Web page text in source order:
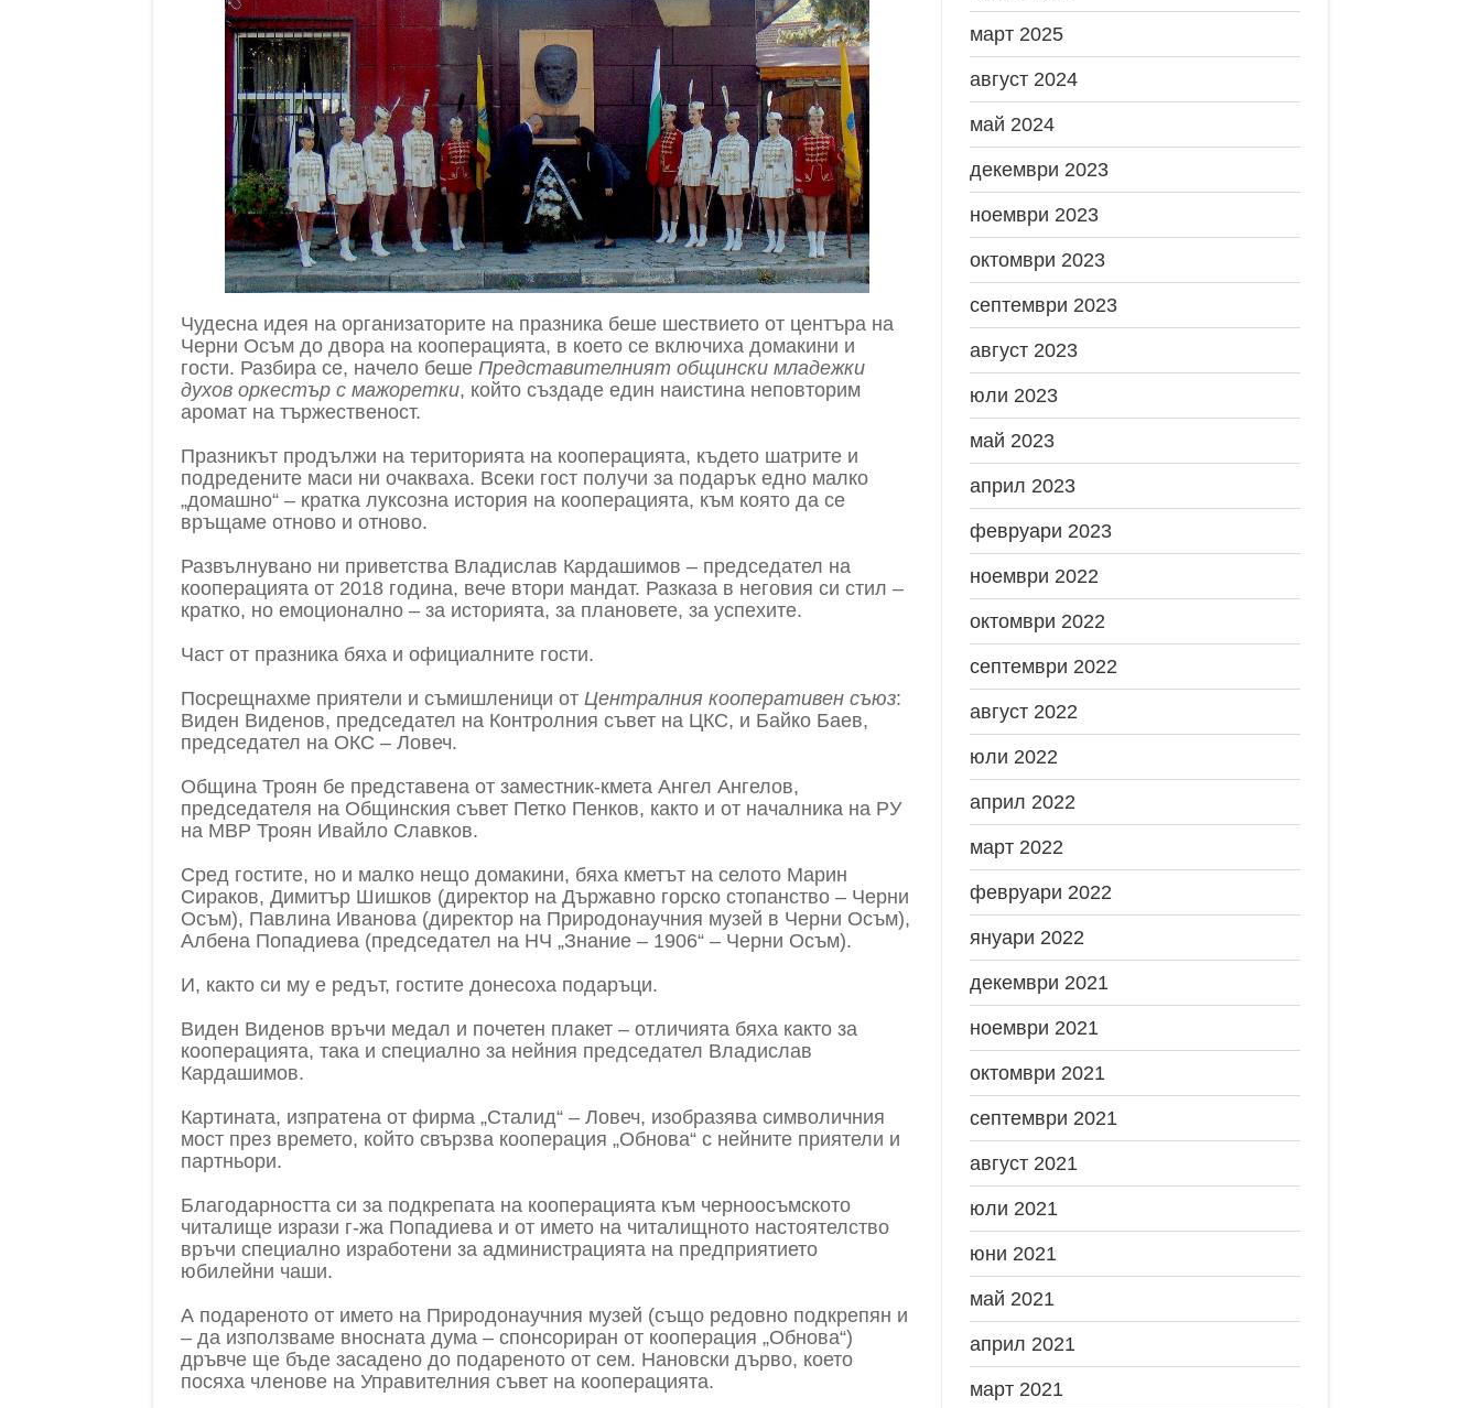
Чудесна идея на организаторите на празника беше шествието от центъра на
Черни Осъм до двора на кооперацията, в което се включиха домакини и
гости. Разбира се, начело беше Представителният общински младежки
духов оркестър с мажоретки, който създаде един наистина неповторим
аромат на тържественост.
Празникът продължи на територията на кооперацията, където шатрите и
подредените маси ни очакваха. Всеки гост получи за подарък едно малко
„домашно“ – кратка луксозна история на кооперацията, към която да се
връщаме отново и отново.
Развълнувано ни приветства Владислав Кардашимов – председател на
кооперацията от 2018 година, вече втори мандат. Разказа в неговия си стил –
кратко, но емоционално – за историята, за плановете, за успехите.
Част от празника бяха и официалните гости.
Посрещнахме приятели и съмишленици от Централния кооперативен съюз:
Виден Виденов, председател на Контролния съвет на ЦКС, и Байко Баев,
председател на ОКС – Ловеч.
Община Троян бе представена от заместник-кмета Ангел Ангелов,
председателя на Общинския съвет Петко Пенков, както и от началника на РУ
на МВР Троян Ивайло Славков.
Сред гостите, но и малко нещо домакини, бяха кметът на селото Марин
Сираков, Димитър Шишков (директор на Държавно горско стопанство – Черни
Осъм), Павлина Иванова (директор на Природонаучния музей в Черни Осъм),
Албена Попадиева (председател на НЧ „Знание – 1906“ – Черни Осъм).
И, както си му е редът, гостите донесоха подаръци.
Виден Виденов връчи медал и почетен плакет – отличията бяха както за
кооперацията, така и специално за нейния председател Владислав
Кардашимов.
Картината, изпратена от фирма „Сталид“ – Ловеч, изобразява символичния
мост през времето, който свързва кооперация „Обнова“ с нейните приятели и
партньори.
Благодарността си за подкрепата на кооперацията към черноосъмското
читалище изрази г-жа Попадиева и от името на читалищното настоятелство
връчи специално изработени за администрацията на предприятието
юбилейни чаши.
А подареното от името на Природонаучния музей (също редовно подкрепян и
– да използваме вносната дума – спонсориран от кооперация „Обнова“)
дръвче ще бъде засадено до подареното от сем. Нановски дърво, което
посяха членове на Управителния съвет на кооперацията.
март 2025
август 2024
май 2024
декември 2023
ноември 2023
октомври 2023
септември 2023
август 2023
юли 2023
май 2023
април 2023
февруари 2023
ноември 2022
октомври 2022
септември 2022
август 2022
юли 2022
април 2022
март 2022
февруари 2022
януари 2022
декември 2021
ноември 2021
октомври 2021
септември 2021
август 2021
юли 2021
юни 2021
май 2021
април 2021
март 2021